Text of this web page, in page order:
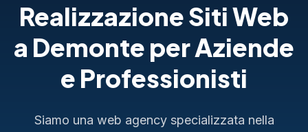
Realizzazione Siti Web
a Demonte per Aziende
e Professionisti
Siamo una web agency specializzata nella